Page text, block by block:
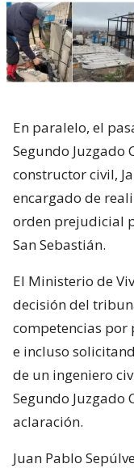
En paralelo, el
Segundo Juzgado
constructor civil,
encargado de
orden prejudicial
San Sebastián.
El Ministerio de
decisión del
competencias por
e incluso
de un ingeniero
Segundo Juzgado
aclaración.
Juan Pablo